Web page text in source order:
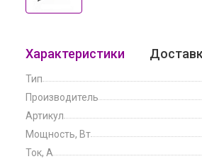
Характеристики
Тип
Производитель
Артикул
Мощность, Вт
Ток, А